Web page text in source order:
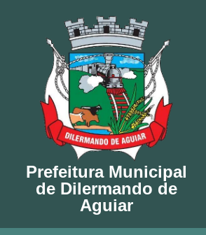
Prefeitura Municipal
de Dilermando de
Aguiar